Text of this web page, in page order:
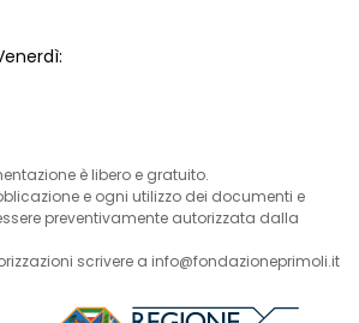
è libero e gratuito.
e ogni utilizzo dei documenti e
preventivamente autorizzata dalla
scrivere a info@fondazioneprimoli.it